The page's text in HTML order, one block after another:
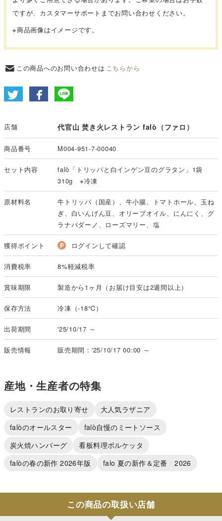
ですが、カスタマーサポートまでお問い合わせください。
※商品画像はイメージです。
この商品へのお問い合わせは こちらから
店舗 代官山 焚き火レストラン falò（ファロ）
商品番号 M004-951-7-00040
セット内容
falò「トリッパと白インゲン豆のグラタン」1袋
310g ※冷凍
原材料名
牛トリッパ（国産）、牛小腸、トマトホール、玉ね
ぎ、白いんげん豆、オリーブオイル、にんにく、グ
ラナパダーノ、ローズマリー、塩
獲得ポイント ログインして確認
消費税率 8%軽減税率
賞味期限 製造から1ヶ月（お届け目安は2週間以上）
保存方法 冷凍（-18℃）
出荷期間 '25/10/17 ～
販売情報 販売期間：'25/10/17 00:00 ～
産地・生産者の特集
レストランのお取り寄せ
大人気ラザニア
falòのオールスター
falò自慢のミートソース
炭火焼ハンバーグ
看板料理ポルケッタ
falòの春の新作 2026年版
falo 夏の新作＆定番 2026
この商品の取扱い店舗